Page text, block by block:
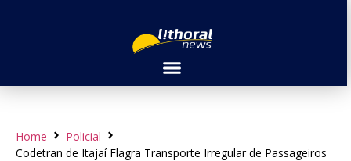
Home
Policial
Codetran de Itajaí Flagra Transporte Irregular de Passageiros